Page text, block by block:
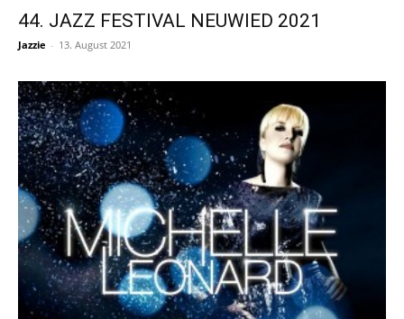
44. JAZZ FESTIVAL NEUWIED 2021
Jazzie - 13. August 2021